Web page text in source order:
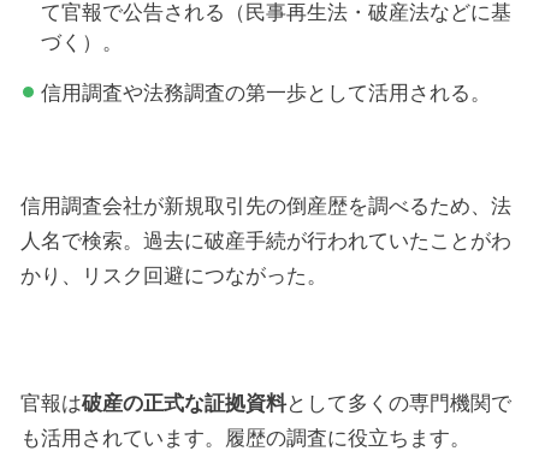
て官報で公告される（民事再生法・破産法などに基
づく）。
信用調査や法務調査の第一歩として活用される。
信用調査会社が新規取引先の倒産歴を調べるため、法
人名で検索。過去に破産手続が行われていたことがわ
かり、リスク回避につながった。
官報は破産の正式な証拠資料として多くの専門機関で
も活用されています。履歴の調査に役立ちます。